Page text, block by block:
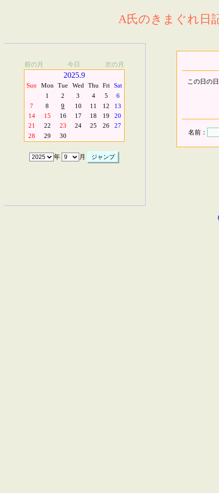
A氏のきまぐれ日
前の月 今日 次の月
2025.9
Sun Mon Tue Wed Thu Fri Sat
1
2 3 4 5
6
7
8 9 10 11 12
13
14
15 16 17 18 19
20
21
22 23 24 25 26
27
28
29 30
年 月
この日の
名前：